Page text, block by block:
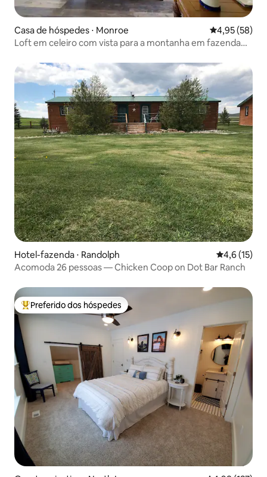
Casa de hóspedes ⋅ Monroe 4,95 de uma
4,95 (58)
Loft em celeiro com vista para a montanha em fazenda
Hotel-fazenda ⋅ Randolph 4,6 de uma
4,6 (15)
Acomoda 26 pessoas — Chicken Coop on Dot Bar Ranch
Entre os melhores preferidos dos hóspedes
Preferido dos hóspedes